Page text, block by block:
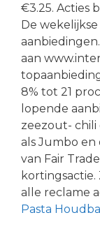
€3.25. Acties
De
aan
8% tot 21
lopende
zeezout-
als Jumbo
van Fair
alle reclame
Pasta